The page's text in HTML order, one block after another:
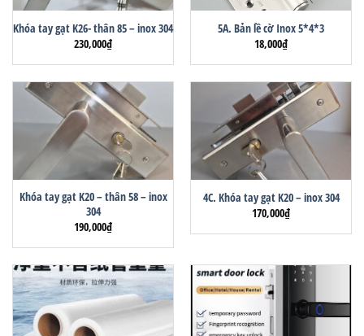
Khóa tay gạt K26- thân 85 – inox 304
230,000₫
5A. Bản lề cờ Inox 5*4*3
18,000₫
Khóa tay gạt K20 – thân 58 – inox
304
190,000₫
4C. Khóa tay gạt K20 – inox 304
170,000₫